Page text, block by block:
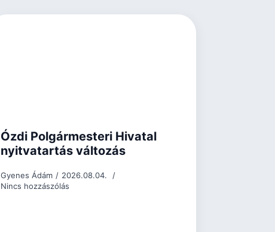
Ózdi Polgármesteri Hivatal
nyitvatartás változás
Gyenes Ádám
2026.08.04.
Nincs hozzászólás